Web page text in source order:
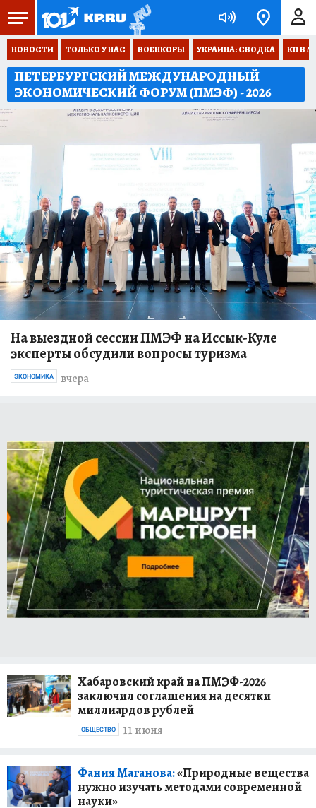
НОВОСТИ ТОЛЬКО У НАС ВОЕНКОРЫ УКРАИНА: СВОДКА КП В
ПЕТЕРБУРГСКИЙ МЕЖДУНАРОДНЫЙ
ЭКОНОМИЧЕСКИЙ ФОРУМ (ПМЭФ) - 2026
На выездной сессии ПМЭФ на Иссык-Куле
эксперты обсудили вопросы туризма
вчера
ЭКОНОМИКА
Хабаровский край на ПМЭФ-2026
заключил соглашения на десятки
миллиардов рублей
11 июня
ОБЩЕСТВО
Фания Маганова:«Природные вещества
нужно изучать методами современной
науки»